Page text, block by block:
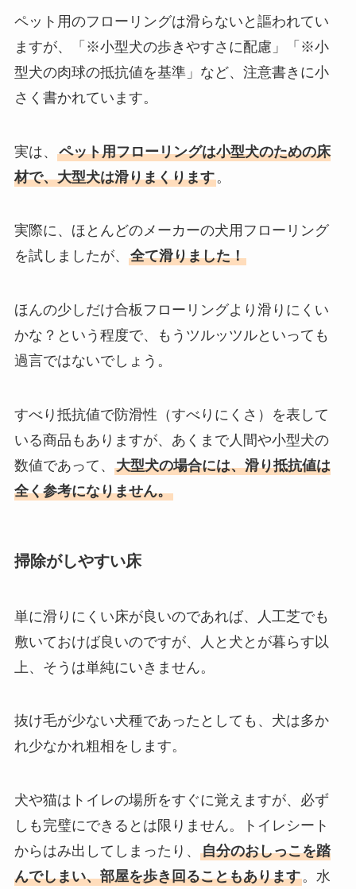
ペット用のフローリングは滑らないと謳われてい
ますが、「※小型犬の歩きやすさに配慮」「※小
型犬の肉球の抵抗値を基準」など、注意書きに小
さく書かれています。
実は、 ペット用フローリングは小型犬のための床
材で、大型犬は滑りまくります。
実際に、ほとんどのメーカーの犬用フローリング
を試しましたが、 全て滑りました！
ほんの少しだけ合板フローリングより滑りにくい
かな？という程度で、もうツルッツルといっても
過言ではないでしょう。
すべり抵抗値で防滑性（すべりにくさ）を表して
いる商品もありますが、あくまで人間や小型犬の
数値であって、 大型犬の場合には、滑り抵抗値は
全く参考になりません。
掃除がしやすい床
単に滑りにくい床が良いのであれば、人工芝でも
敷いておけば良いのですが、人と犬とが暮らす以
上、そうは単純にいきません。
抜け毛が少ない犬種であったとしても、犬は多か
れ少なかれ粗相をします。
犬や猫はトイレの場所をすぐに覚えますが、必ず
しも完璧にできるとは限りません。トイレシート
からはみ出してしまったり、 自分のおしっこを踏
んでしまい、部屋を歩き回ることもあります。水